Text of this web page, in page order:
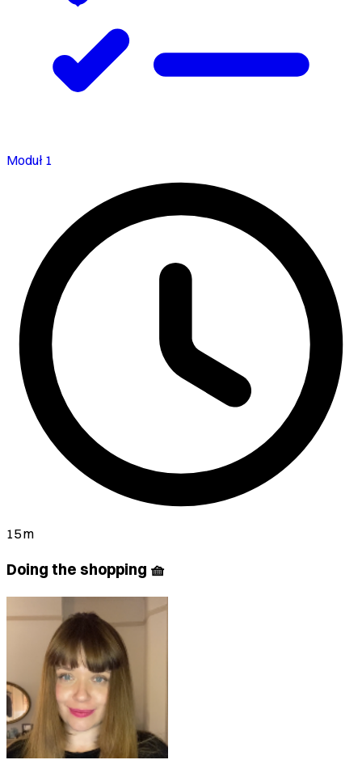
Moduł 1
15 m
Doing the shopping 🧺